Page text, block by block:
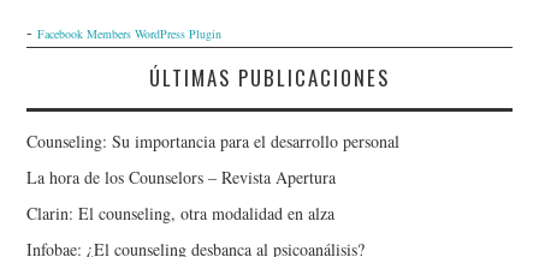
-Facebook Members WordPress Plugin
ÚLTIMAS PUBLICACIONES
Counseling: Su importancia para el desarrollo personal
La hora de los Counselors – Revista Apertura
Clarin: El counseling, otra modalidad en alza
Infobae: ¿El counseling desbanca al psicoanálisis?